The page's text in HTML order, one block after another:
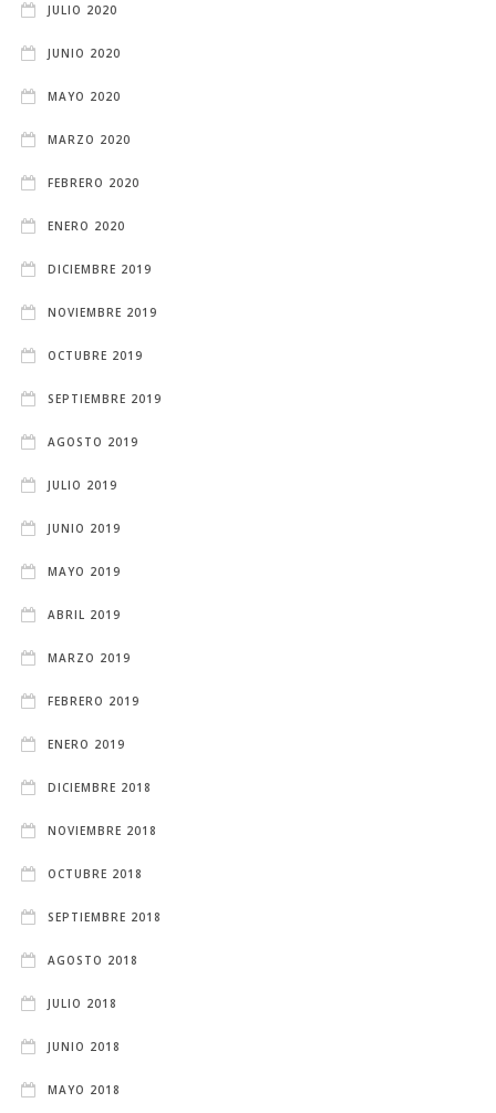
JULIO 2020
JUNIO 2020
MAYO 2020
MARZO 2020
FEBRERO 2020
ENERO 2020
DICIEMBRE 2019
NOVIEMBRE 2019
OCTUBRE 2019
SEPTIEMBRE 2019
AGOSTO 2019
JULIO 2019
JUNIO 2019
MAYO 2019
ABRIL 2019
MARZO 2019
FEBRERO 2019
ENERO 2019
DICIEMBRE 2018
NOVIEMBRE 2018
OCTUBRE 2018
SEPTIEMBRE 2018
AGOSTO 2018
JULIO 2018
JUNIO 2018
MAYO 2018